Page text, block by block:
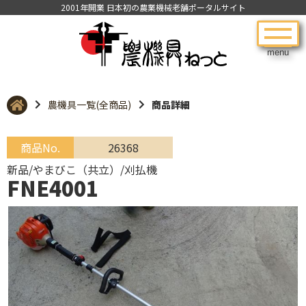
menu
2001年開業 日本初の農業機械老舗ポータルサイト
農機具一覧(全商品) 商品詳細
商品No.
26368
新品/やまびこ（共立）/刈払機
FNE4001